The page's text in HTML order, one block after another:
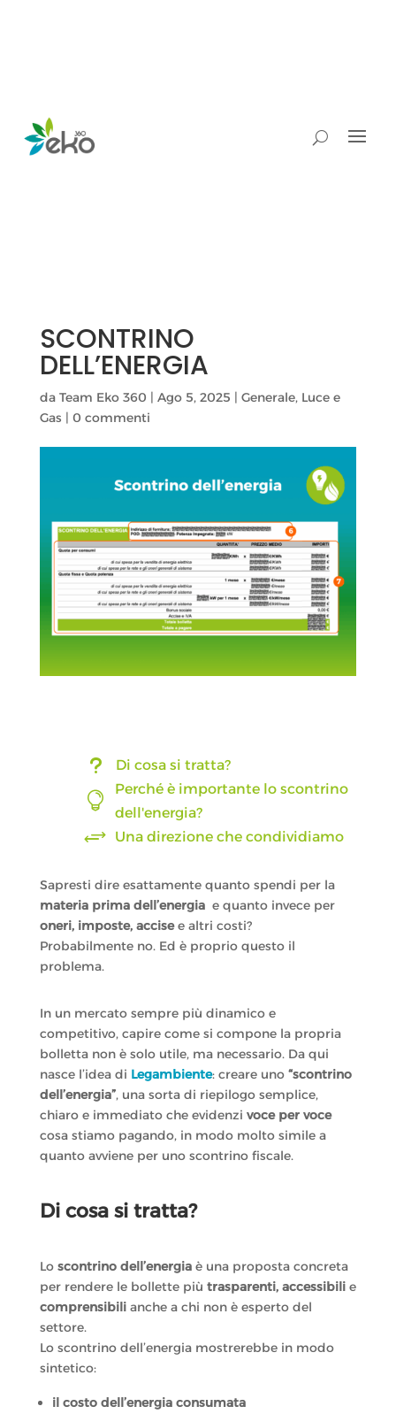
SCONTRINO
DELL’ENERGIA
da Team Eko 360 | Ago 5, 2025 | Generale, Luce e
Gas | 0 commenti
u Di cosa si tratta?

Perché è importante lo scontrino
dell'energia?
+ Una direzione che condividiamo
Sapresti dire esattamente quanto spendi per la
materia prima dell’energiae quanto invece per
oneri, imposte, accisee altri costi?
Probabilmente no. Ed è proprio questo il
problema.
In un mercato sempre più dinamico e
competitivo, capire come si compone la propria
bolletta non è solo utile, ma necessario. Da qui
nasce l’idea di Legambiente: creare uno “scontrino
dell’energia”, una sorta di riepilogo semplice,
chiaro e immediato che evidenzi voce per voce
cosa stiamo pagando, in modo molto simile a
quanto avviene per uno scontrino fiscale.
Di cosa si tratta?
Lo scontrino dell’energiaè una proposta concreta
per rendere le bollette più trasparenti, accessibilie
comprensibilianche a chi non è esperto del
settore.
Lo scontrino dell’energia mostrerebbe in modo
sintetico:
il costo dell’energia consumata